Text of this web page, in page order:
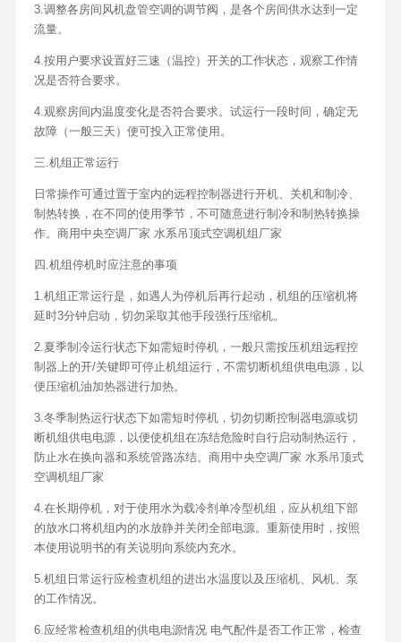
3.调整各房间风机盘管空调的调节阀，是各个房间供水达到一定
流量。
4.按用户要求设置好三速（温控）开关的工作状态，观察工作情
况是否符合要求。
4.观察房间内温度变化是否符合要求。试运行一段时间，确定无
故障（一般三天）便可投入正常使用。
三.机组正常运行
日常操作可通过置于室内的远程控制器进行开机、关机和制冷、
制热转换，在不同的使用季节，不可随意进行制冷和制热转换操
作。商用中央空调厂家 水系吊顶式空调机组厂家
四.机组停机时应注意的事项
1.机组正常运行是，如遇人为停机后再行起动，机组的压缩机将
延时3分钟启动，切勿采取其他手段强行压缩机。
2.夏季制冷运行状态下如需短时停机，一般只需按压机组远程控
制器上的开/关键即可停止机组运行，不需切断机组供电电源，以
便压缩机油加热器进行加热。
3.冬季制热运行状态下如需短时停机，切勿切断控制器电源或切
断机组供电电源，以便使机组在冻结危险时自行启动制热运行，
防止水在换向器和系统管路冻结。商用中央空调厂家 水系吊顶式
空调机组厂家
4.在长期停机，对于使用水为载冷剂单冷型机组，应从机组下部
的放水口将机组内的水放静并关闭全部电源。重新使用时，按照
本使用说明书的有关说明向系统内充水。
5.机组日常运行应检查机组的进出水温度以及压缩机、风机、泵
的工作情况。
6.应经常检查机组的供电电源情况 电气配件是否工作正常，检查